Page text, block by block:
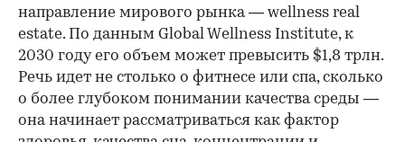
направление мирового рынка — wellness real
estate. По данным Global Wellness Institute, к
2030 году его объем может превысить $1,8 трлн.
Речь идет не столько о фитнесе или спа, сколько
о более глубоком понимании качества среды —
она начинает рассматриваться как фактор